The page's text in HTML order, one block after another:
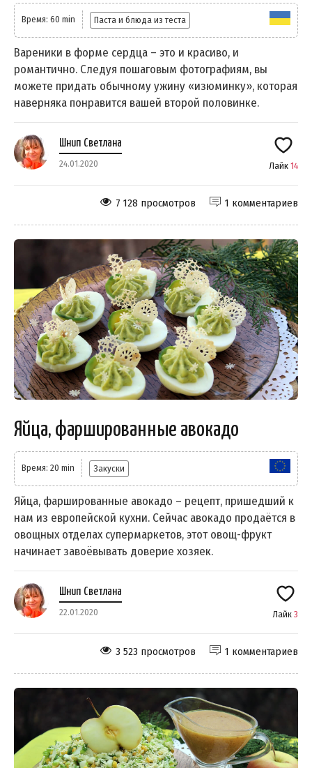
Время: 60 min Паста и блюда из теста
Вареники в форме сердца – это и красиво, и
романтично. Следуя пошаговым фотографиям, вы
можете придать обычному ужину «изюминку», которая
наверняка понравится вашей второй половинке.
Шнип Светлана
24.01.2020 Лайк 14
1 комментариев
7 128 просмотров
Яйца, фаршированные авокадо
Время: 20 min Закуски
Яйца, фаршированные авокадо – рецепт, пришедший к
нам из европейской кухни. Сейчас авокадо продаётся в
овощных отделах супермаркетов, этот овощ-фрукт
начинает завоёвывать доверие хозяек.
Шнип Светлана
22.01.2020 Лайк 3
1 комментариев
3 523 просмотров